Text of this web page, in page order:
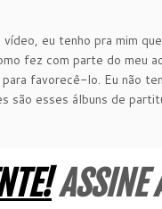
vídeo, eu tenho pra mim
fez com parte do meu
para favorecê-lo. Eu não
são esses álbuns de
ASSINE